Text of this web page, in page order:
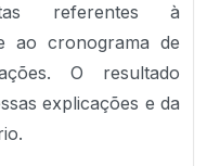
referentes à
ao cronograma de
O resultado
explicações e da